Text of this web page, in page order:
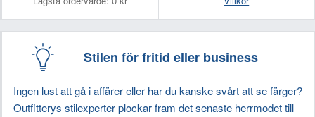
Stilen för fritid eller business
Ingen lust att gå i affärer eller har du kanske svårt att se färger?
Outfitterys stilexperter plockar fram det senaste herrmodet till